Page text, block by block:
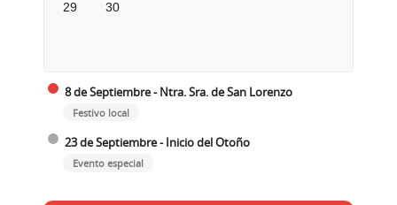
29 30
8 de Septiembre - Ntra. Sra. de San Lorenzo
Festivo local
23 de Septiembre - Inicio del Otoño
Evento especial